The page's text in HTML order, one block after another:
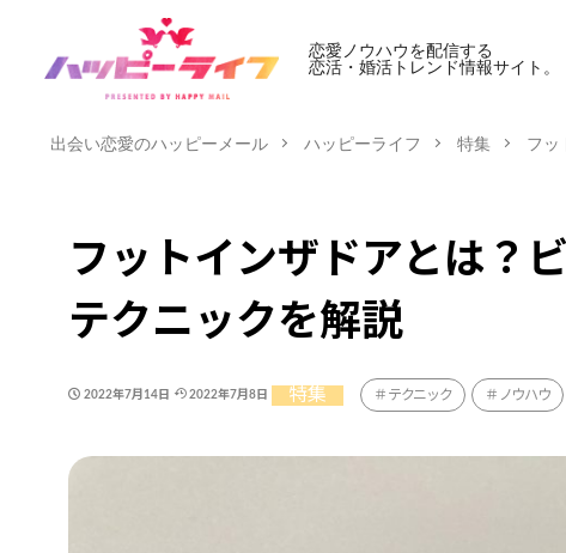
恋愛ノウハウを配信する
恋活・婚活トレンド情報サイト。
出会い恋愛のハッピーメール ハッピーライフ 特集 フッ
フットインザドアとは？
テクニックを解説
2022年7月14日 2022年7月8日 特集 テクニック ノウハウ